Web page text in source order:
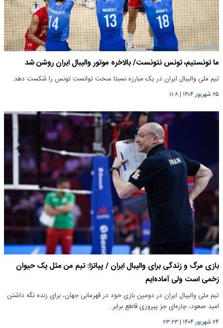
ما تونستیم، تونس نتونست/ بالاخره موتور والیبال ایران روشن شد
تیم ملی والیبال ایران در یک مبارزه نسبتا سخت توانست تونس را شکست دهد.
۲۵ شهریور ۱۴۰۴ |۱۱:۸
بازی مرگ و زندگی برای والیبال ایران / پیاتزا: تیم من مثل یک حیوان
زخمی است ولی آماده‌ایم
تیم ملی والیبال ایران در دومین بازی خود در قهرمانی جهان، برای زنده نگه داشتن
امید صعود، چاره‌ای جز پیروزی قاطع برابر…
۲۴ شهریور ۱۴۰۴ |۲۳:۲۳